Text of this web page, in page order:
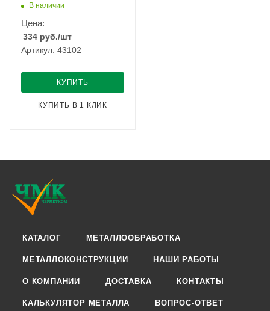
В наличии
Цена:
334 руб./шт
Артикул: 43102
КУПИТЬ
КУПИТЬ В 1 КЛИК
КАТАЛОГ МЕТАЛЛООБРАБОТКА
МЕТАЛЛОКОНСТРУКЦИИ НАШИ РАБОТЫ
О КОМПАНИИ ДОСТАВКА КОНТАКТЫ
КАЛЬКУЛЯТОР МЕТАЛЛА ВОПРОС-ОТВЕТ